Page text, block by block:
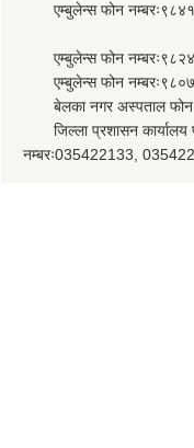
एम्बुलेन्स फोन
एम्बुलेन्स फोन
एम्बुलेन्स फोन
बेलका नगर अस्पताल फोन
जिल्ला प्रशासन कार्यालय
नम्बरः035422133,